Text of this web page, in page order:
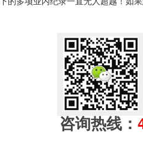
咨询热线：